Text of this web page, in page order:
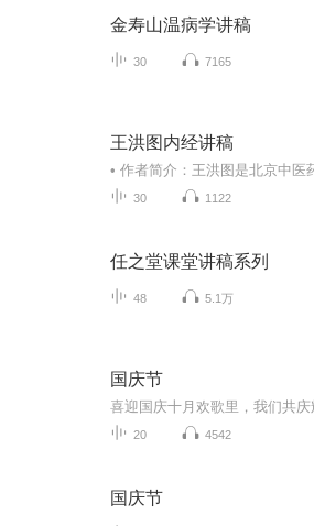
金寿山温病学讲稿
30 7165
王洪图内经讲稿
30 1122
任之堂课堂讲稿系列
48 5.1万
国庆节
20 4542
国庆节